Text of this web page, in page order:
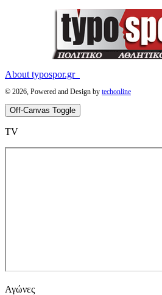
About typospor.gr
© 2026, Powered and Design by techonline
Off-Canvas Toggle
ΤV
Αγώνες